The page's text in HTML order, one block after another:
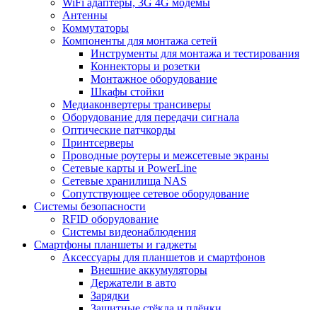
WiFi адаптеры, 3G 4G модемы
Антенны
Коммутаторы
Компоненты для монтажа сетей
Инструменты для монтажа и тестирования
Коннекторы и розетки
Монтажное оборудование
Шкафы стойки
Медиаконвертеры трансиверы
Оборудование для передачи сигнала
Оптические патчкорды
Принтсерверы
Проводные роутеры и межсетевые экраны
Сетевые карты и PowerLine
Сетевые хранилища NAS
Сопутствующее сетевое оборудование
Системы безопасности
RFID оборудование
Системы видеонаблюдения
Смартфоны планшеты и гаджеты
Аксессуары для планшетов и смартфонов
Внешние аккумуляторы
Держатели в авто
Зарядки